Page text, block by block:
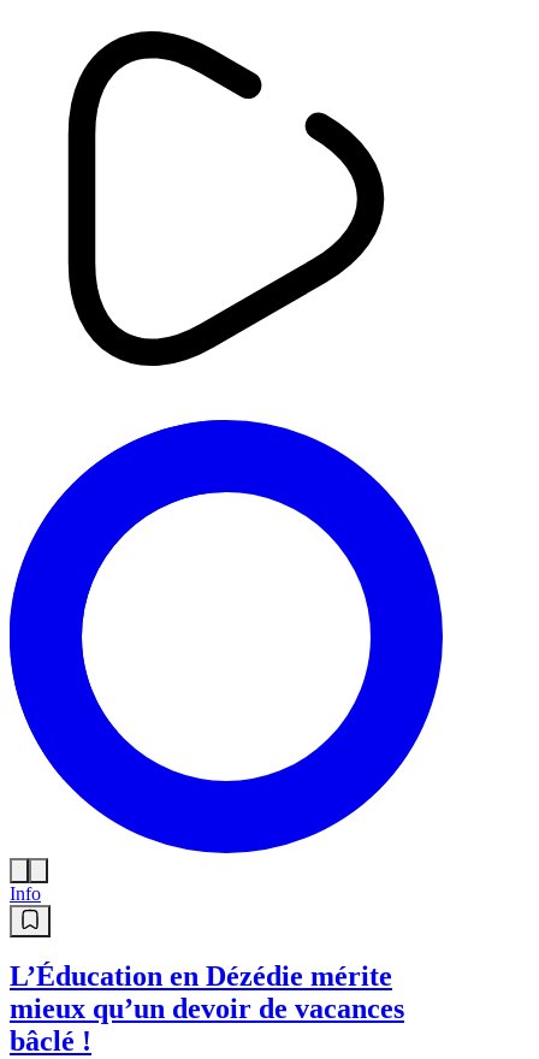
Info
L’Éducation en Dézédie mérite
mieux qu’un devoir de vacances
bâclé !